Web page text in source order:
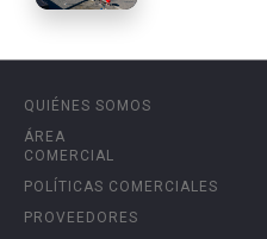
QUIÉNES SOMOS
ÁREA
COMERCIAL
POLÍTICAS COMERCIALES
PROVEEDORES